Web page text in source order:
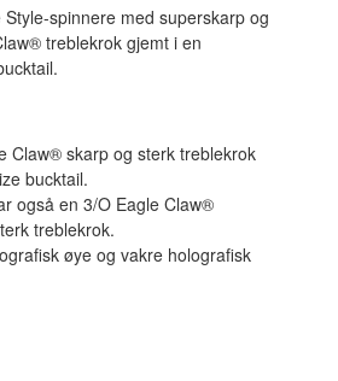
Style-spinnere med superskarp og
treblekrok gjemt i en
Claw® skarp og sterk treblekrok
bucktail.
også en 3/O Eagle Claw®
treblekrok.
øye og vakre holografisk